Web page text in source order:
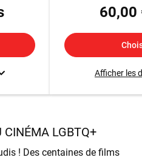
60,00
Afficher les
CINÉMA LGBTQ+
films